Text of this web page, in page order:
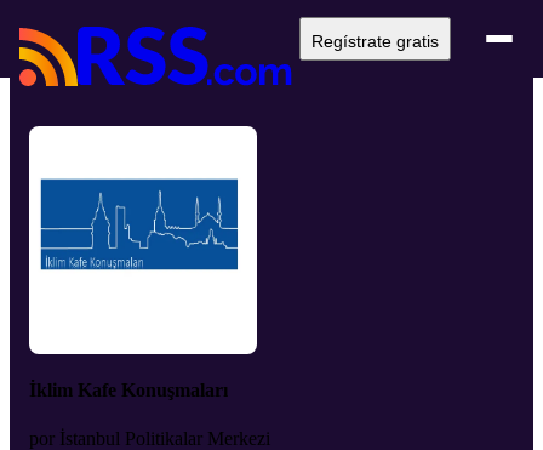
Regístrate gratis
İklim Kafe Konuşmaları
por İstanbul Politikalar Merkezi